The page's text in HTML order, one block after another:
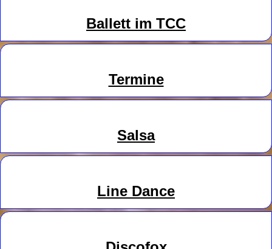
Ballett im TCC
Termine
Salsa
Line Dance